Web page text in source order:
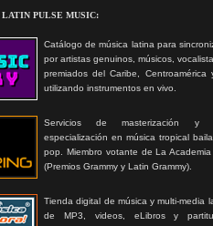
LATIN PULSE MUSIC:
Catálogo de música latina para
por artistas genuinos, músicos,
premiados del Caribe, Centroamérica
utilizando instrumentos en vivo.
Servicios de masterización y
especialización en música tropical
pop. Miembro votante de La
(Premios Grammy y Latin Grammy).
Tienda digital de música y multi-media
de MP3, videos, eLibros y